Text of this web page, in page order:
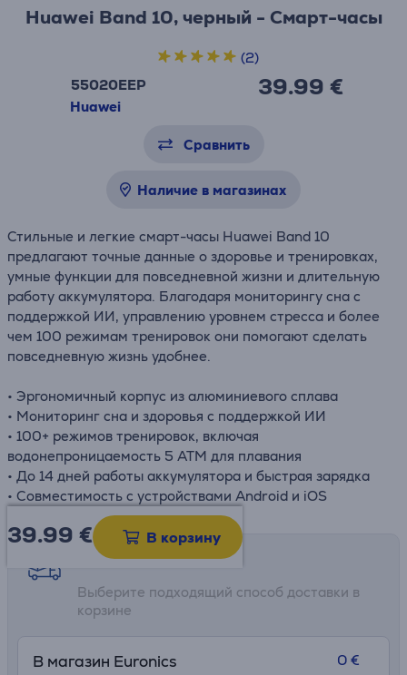
Huawei Band 10, черный - Смарт-часы
55020EEP
Huawei
39.99 €
(2)
Сравнить
Наличие в магазинах
Стильные и легкие смарт-часы Huawei Band 10
предлагают точные данные о здоровье и тренировках,
умные функции для повседневной жизни и длительную
работу аккумулятора. Благодаря мониторингу сна с
поддержкой ИИ, управлению уровнем стресса и более
чем 100 режимам тренировок они помогают сделать
повседневную жизнь удобнее.
• Эргономичный корпус из алюминиевого сплава
• Мониторинг сна и здоровья с поддержкой ИИ
• 100+ режимов тренировок, включая
водонепроницаемость 5 ATM для плавания
• До 14 дней работы аккумулятора и быстрая зарядка
• Совместимость с устройствами Android и iOS
39.99 € В корзину
Возможности доставки
Выберите подходящий способ доставки в
корзине
В магазин Euronics
0 €